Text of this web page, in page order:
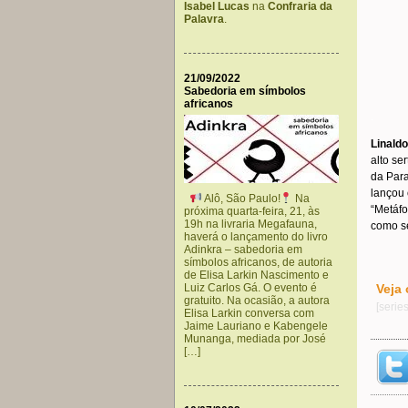
Isabel Lucas na Confraria da
Palavra.
21/09/2022
Sabedoria em símbolos
africanos
Alô, São Paulo!
Na
próxima quarta-feira, 21, às
19h na livraria Megafauna,
haverá o lançamento do livro
Adinkra – sabedoria em
símbolos africanos, de autoria
de Elisa Larkin Nascimento e
Luiz Carlos Gá. O evento é
gratuito. Na ocasião, a autora
Elisa Larkin conversa com
Jaime Lauriano e Kabengele
Munanga, mediada por José
[…]
alto
da
lançou
como
Veja